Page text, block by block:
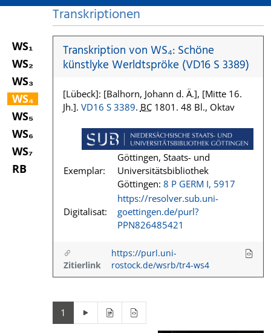
WS₁
WS₂
WS₃
WS₄
WS₅
WS₆
WS₇
RB
Transkriptionen
Transkription von WS₄: Schöne
künstlyke Werldtspröke (VD16 S 3389)
[Lübeck]: [Balhorn, Johann d. Ä.], [Mitte 16.
Jh.]. VD16 S 3389. BC1801. 48 Bl., Oktav
Exemplar:
Göttingen, Staats- und
Universitätsbibliothek
Göttingen: 8 P GERM I, 5917
Digitalisat:
https://resolver.sub.uni-
goettingen.de/purl?
PPN826485421
Zitierlink
https://purl.uni-
rostock.de/wsrb/tr4-ws4
1